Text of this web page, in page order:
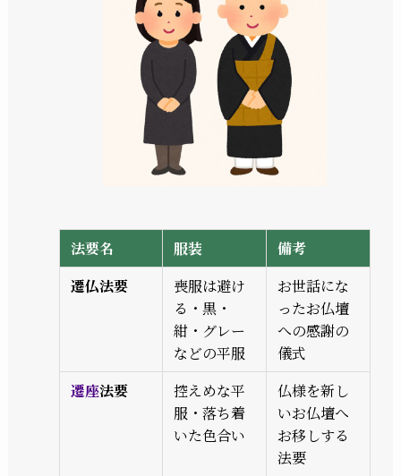
法要名 服装
備考
遷仏法要
喪服は避け
る・黒・
紺・グレー
などの平服
お世話にな
ったお仏壇
への感謝の
儀式
遷座法要
控えめな平
服・落ち着
いた色合い
仏様を新し
いお仏壇へ
お移しする
法要